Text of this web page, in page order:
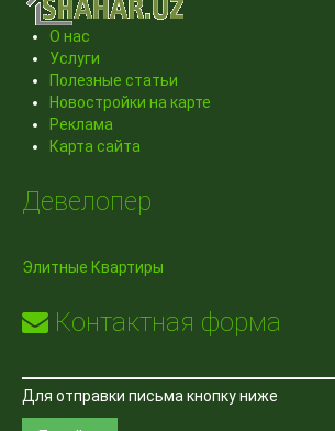
О нас
Услуги
Полезные статьи
Новостройки на карте
Реклама
Карта сайта
Девелопер
Элитные Квартиры
Контактная форма
Для отправки письма кнопку ниже